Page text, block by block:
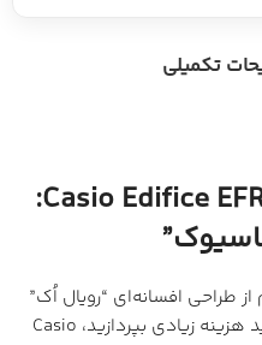
تکمیلی
معرفی ساعت Casio Edifice EFR-S108D:
طراحی افسانه‌ای “رویال اُک”
(Royal Oak) هستید، اما نمی‌خواهید هزینه زیادی بپردازید، Casio